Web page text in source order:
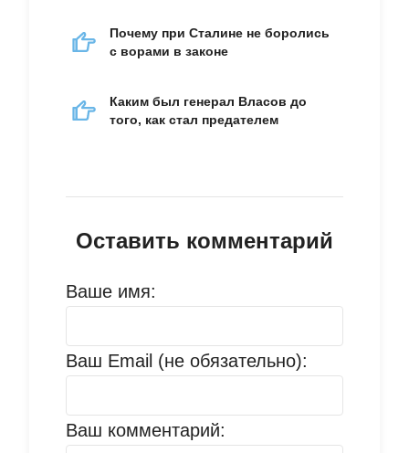
Почему при Сталине не боролись
с ворами в законе
Каким был генерал Власов до
того, как стал предателем
Оставить комментарий
Ваше имя:
Ваш Email (не обязательно):
Ваш комментарий: